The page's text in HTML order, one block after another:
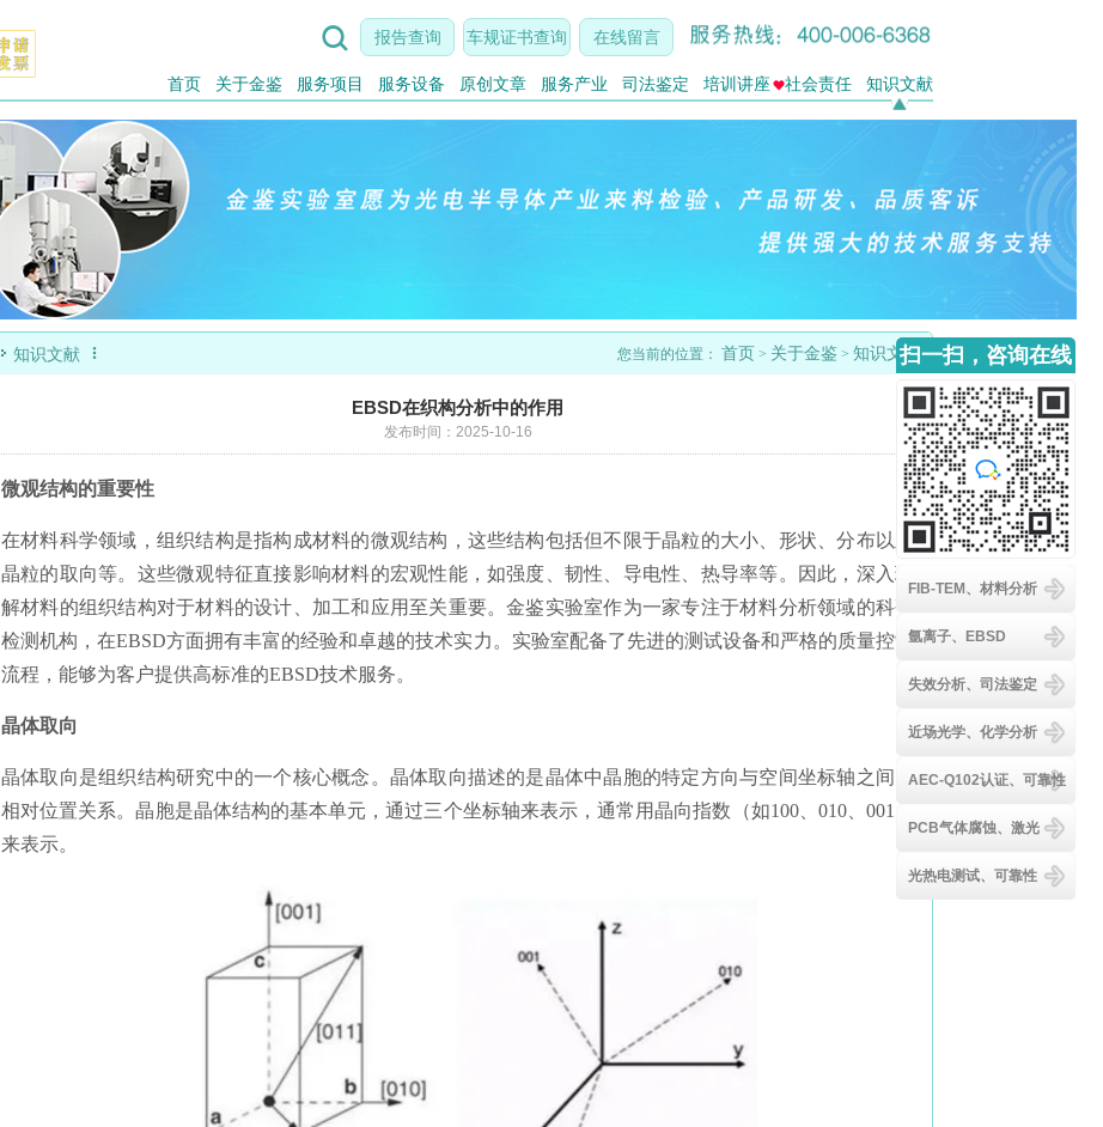
在线留言
车规证书查询
报告查询

首页 关于金鉴 服务项目 服务设备 原创文章 服务产业 司法鉴定 培训讲座 社会责任 知识文献
知识文献  您当前的位置： 首页 > 关于金鉴 > 知识文献
EBSD在织构分析中的作用
发布时间：2025-10-16
微观结构的重要性
在材料科学领域，组织结构是指构成材料的微观结构，这些结构包括但不限于晶粒的大小、形状、分布以及
晶粒的取向等。这些微观特征直接影响材料的宏观性能，如强度、韧性、导电性、热导率等。因此，深入理
解材料的组织结构对于材料的设计、加工和应用至关重要。金鉴实验室作为一家专注于材料分析领域的科研
检测机构，在EBSD方面拥有丰富的经验和卓越的技术实力。实验室配备了先进的测试设备和严格的质量控制
流程，能够为客户提供高标准的EBSD技术服务。
晶体取向
晶体取向是组织结构研究中的一个核心概念。晶体取向描述的是晶体中晶胞的特定方向与空间坐标轴之间的
相对位置关系。晶胞是晶体结构的基本单元，通过三个坐标轴来表示，通常用晶向指数（如100、010、001）
来表示。
扫一扫，咨询在线
客服
FIB-TEM、材料分析
氩离子、EBSD
失效分析、司法鉴定
近场光学、化学分析
AEC-Q102认证、可靠性
PCB气体腐蚀、激光
光热电测试、可靠性